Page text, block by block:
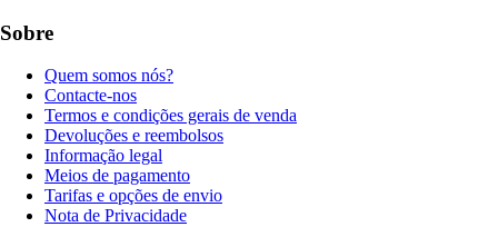
Sobre
Quem somos nós?
Contacte-nos
Termos e condições gerais de venda
Devoluções e reembolsos
Informação legal
Meios de pagamento
Tarifas e opções de envio
Nota de Privacidade